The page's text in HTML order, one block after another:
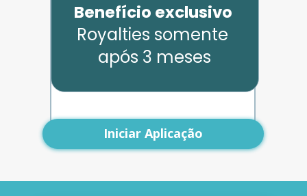
Iniciar Aplicação
Royalties somente
após 3 meses
Benefício exclusivo